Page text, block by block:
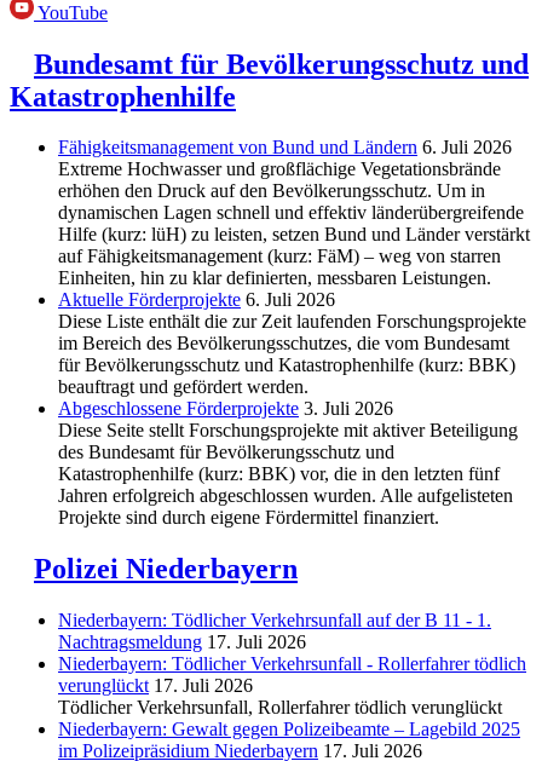
YouTube
Bundesamt für Bevölkerungsschutz und
Katastrophenhilfe
Fähigkeitsmanagement von Bund und Ländern 6. Juli 2026
Extreme Hochwasser und großflächige Vegetationsbrände
erhöhen den Druck auf den Bevölkerungsschutz. Um in
dynamischen Lagen schnell und effektiv länderübergreifende
Hilfe (kurz: lüH) zu leisten, setzen Bund und Länder verstärkt
auf Fähigkeitsmanagement (kurz: FäM) – weg von starren
Einheiten, hin zu klar definierten, messbaren Leistungen.
Aktuelle Förderprojekte 6. Juli 2026
Diese Liste enthält die zur Zeit laufenden Forschungsprojekte
im Bereich des Be­völkerungs­schutzes, die vom Bundesamt
für Bevölkerungsschutz und Katastrophenhilfe (kurz: BBK)
beauftragt und gefördert werden.
Abgeschlos­sene Förderprojekte 3. Juli 2026
Diese Seite stellt Forschungsprojekte mit aktiver Beteiligung
des Bundesamt für Bevölkerungsschutz und
Katastrophenhilfe (kurz: BBK) vor, die in den letzten fünf
Jahren erfolgreich abgeschlossen wurden. Alle aufgelisteten
Projekte sind durch eigene Fördermittel finanziert.
Polizei Niederbayern
Niederbayern: Tödlicher Verkehrsunfall auf der B 11 - 1.
Nachtragsmeldung 17. Juli 2026
Niederbayern: Tödlicher Verkehrsunfall - Rollerfahrer tödlich
verunglückt 17. Juli 2026
Tödlicher Verkehrsunfall, Rollerfahrer tödlich verunglückt
Niederbayern: Gewalt gegen Polizeibeamte – Lagebild 2025
im Polizeipräsidium Niederbayern 17. Juli 2026